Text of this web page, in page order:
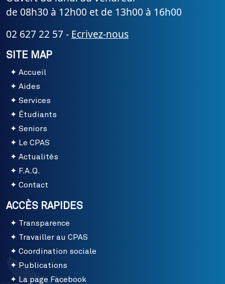
de 08h30 à 12h00 et de 13h00 à 16h00
02 627 22 57 - Ecrivez-nous
SITE MAP
Accueil
Aides
Services
Étudiants
Seniors
Le CPAS
Actualités
F.A.Q.
Contact
ACCÈS RAPIDES
Transparence
Travailler au CPAS
Coordination sociale
Publications
La page Facebook